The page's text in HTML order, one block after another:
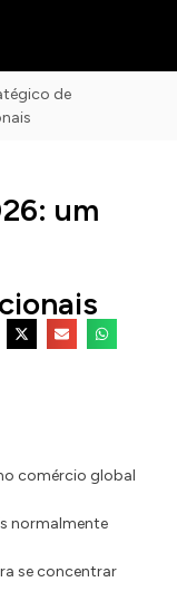
de
um
comércio global
normalmente
se concentrar